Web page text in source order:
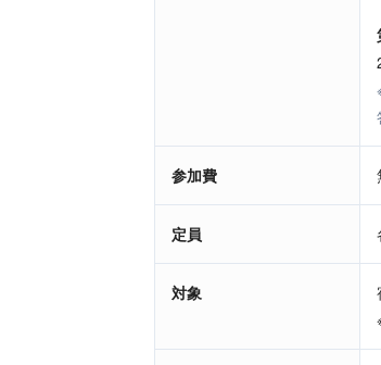
参加費
定員
対象